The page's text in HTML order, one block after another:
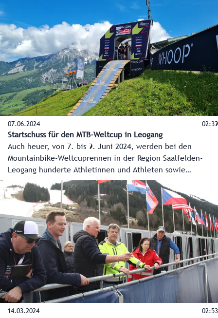
Pinzgaubahn, der Ski-WM 2025 in Saalbach-Hinterglemm
und der aktuellen Wolfproblematik Themen mit großer
Bedeutung für die Region.
07.06.2024 02:39
Startschuss für den MTB-Weltcup in Leogang
Auch heuer, von 7. bis 9. Juni 2024, werden bei den
Mountainbike-Weltcuprennen in der Region Saalfelden-
Leogang hunderte Athletinnen und Athleten sowie
zehntausende Zuschauer erwartet. Das alles ist nur
möglich, weil die Organisatoren als Pioniere bereits 2010
den Grundstein für diesen Erfolg gelegt haben und
hunderte Freiwillige und Sportbegeisterte Jahr für Jahr -
so wie heuer - an einem Strang ziehen.
14.03.2024 02:53